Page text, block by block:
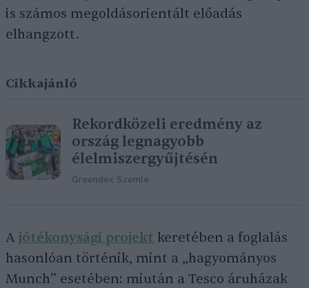
is számos megoldásorientált előadás
elhangzott.
Cikkajánló
Rekordközeli eredmény az
ország legnagyobb
élelmiszergyűjtésén
Greendex Szemle
A jótékonysági projekt keretében a foglalás
hasonlóan történik, mint a „hagyományos
Munch” esetében: miután a Tesco áruházak